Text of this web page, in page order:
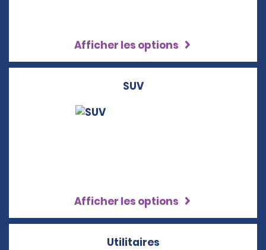
Afficher les options
SUV
Afficher les options
Utilitaires